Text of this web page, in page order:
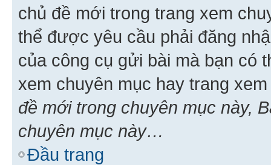
chủ đề mới trong trang xem
thể được yêu cầu phải đăng
của công cụ gửi bài mà bạn có
xem chuyên mục hay trang
đề mới trong chuyên mục này,
chuyên mục này…
Đầu trang